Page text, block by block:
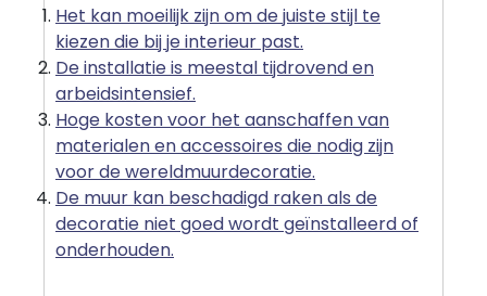
Het kan moeilijk zijn om de juiste stijl te
kiezen die bij je interieur past.
De installatie is meestal tijdrovend en
arbeidsintensief.
Hoge kosten voor het aanschaffen van
materialen en accessoires die nodig zijn
voor de wereldmuurdecoratie.
De muur kan beschadigd raken als de
decoratie niet goed wordt geïnstalleerd of
onderhouden.